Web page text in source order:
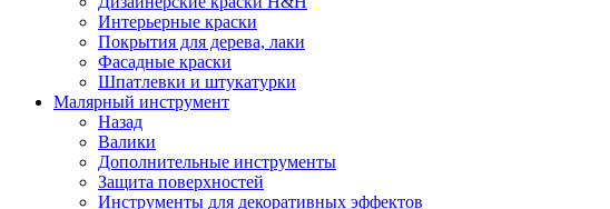
Интерьерные краски
Покрытия для дерева, лаки
Фасадные краски
Шпатлевки и штукатурки
Малярный инструмент
Назад
Валики
Дополнительные инструменты
Защита поверхностей
Инструменты для декоративных эффектов